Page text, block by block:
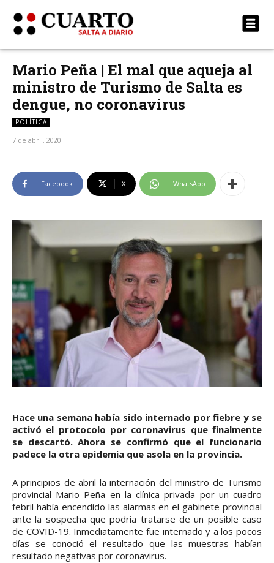
Mario Peña | El mal que aqueja al
ministro de Turismo de Salta es
dengue, no coronavirus
POLÍTICA
7 de abril, 2020
Facebook X WhatsApp
Hace una semana había sido internado por fiebre y se
activó el protocolo por coronavirus que finalmente
se descartó. Ahora se confirmó que el funcionario
padece la otra epidemia que asola en la provincia.
A principios de abril la internación del ministro de Turismo
provincial Mario Peña en la clínica privada por un cuadro
febril había encendido las alarmas en el gabinete provincial
ante la sospecha que podría tratarse de un posible caso
de COVID-19. Inmediatamente fue internado y a los pocos
días se conoció el resultado que las muestras habían
resultado negativas por coronavirus.